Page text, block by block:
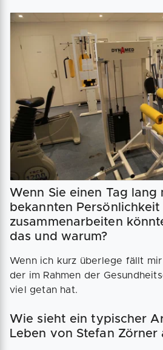
Wenn Sie einen Tag lang
bekannten Persönlichkeit
zusammenarbeiten
das und warum?
Wenn ich kurz überlege fällt mir
der im Rahmen der
viel getan hat.
Wie sieht ein typischer
Leben von Stefan Zörner